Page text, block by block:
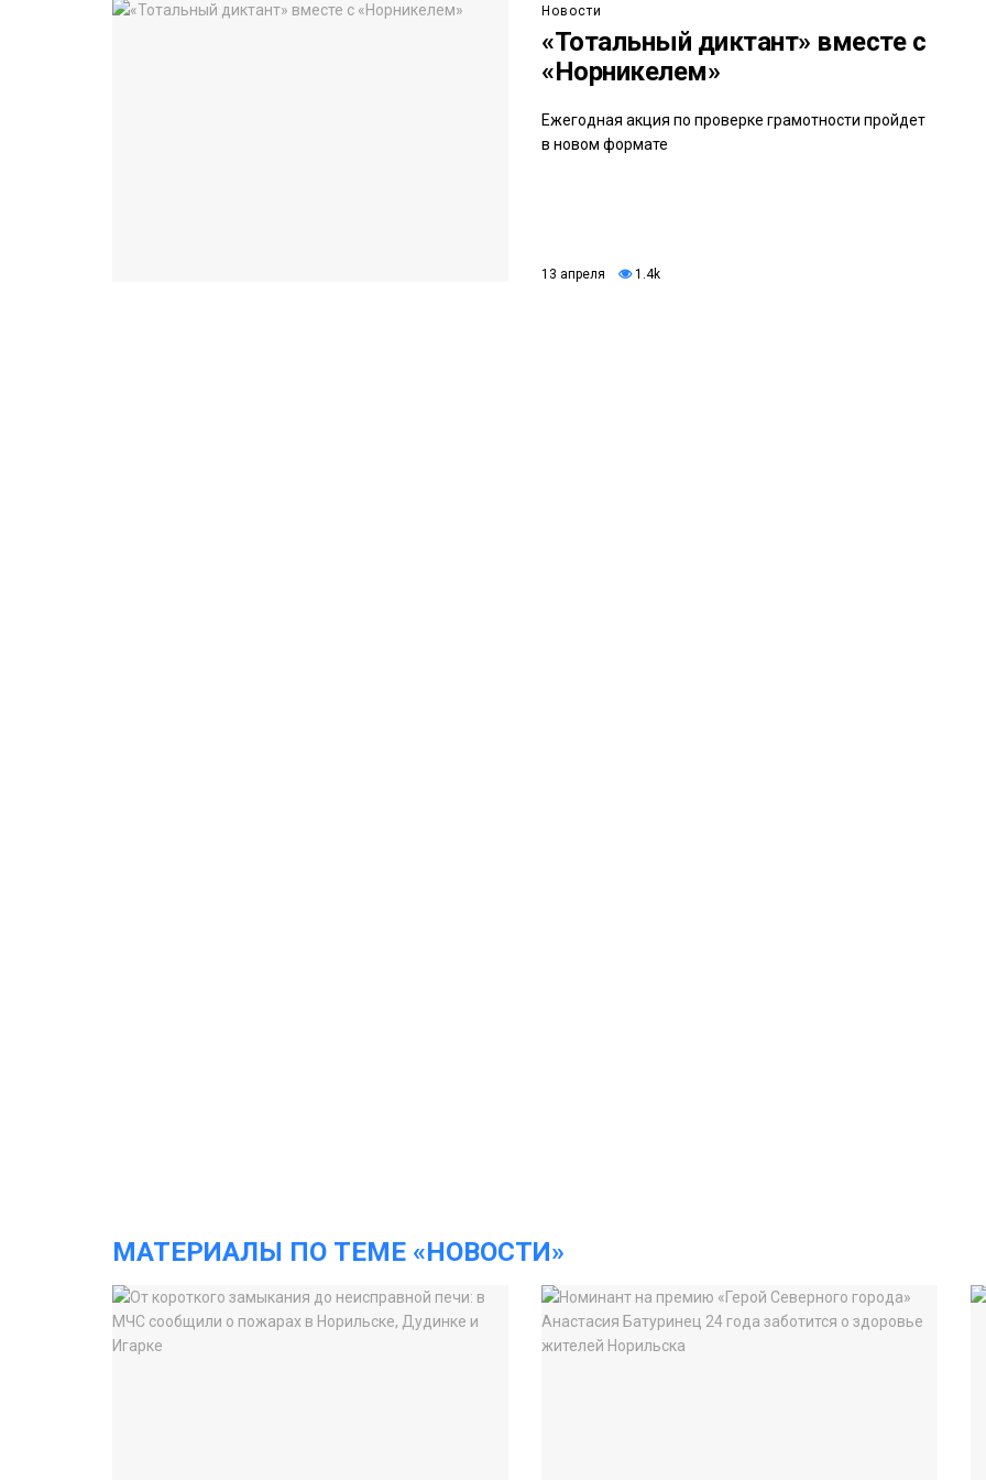
Новости
«Тотальный диктант» вместе с
«Норникелем»
Ежегодная акция по проверке грамотности пройдет
в новом формате
13 апреля 1.4k
МАТЕРИАЛЫ ПО ТЕМЕ «НОВОСТИ»